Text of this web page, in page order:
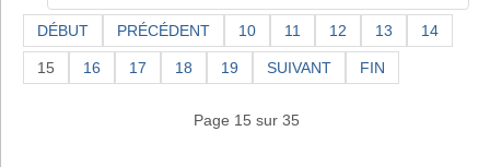
DÉBUT PRÉCÉDENT 10 11 12 13 14
15 16 17 18 19 SUIVANT FIN
Page 15 sur 35